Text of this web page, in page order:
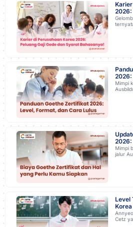
2026:
dan
2026:
Lulus
Mimpi
2026:
Mimpi
jalur
Level
Cetz